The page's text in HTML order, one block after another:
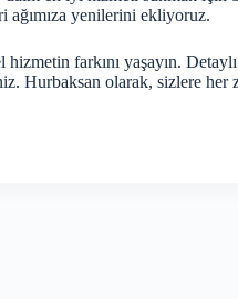
ağımıza yenilerini ekliyoruz.
farkını yaşayın.
Hurbaksan olarak, sizlere